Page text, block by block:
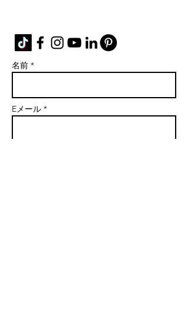
名前 *
Eメール *